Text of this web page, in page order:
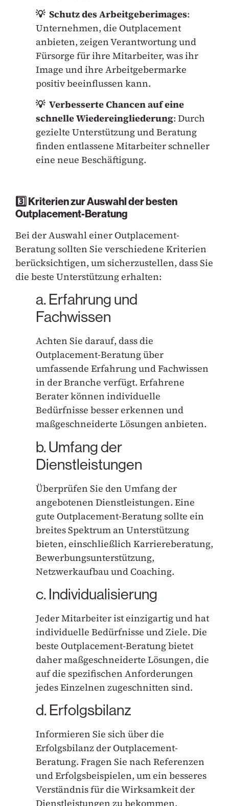
💡 Schutz des Arbeitgeberimages:
Unternehmen, die Outplacement
anbieten, zeigen Verantwortung und
Fürsorge für ihre Mitarbeiter, was ihr
Image und ihre Arbeitgebermarke
positiv beeinflussen kann.
💡 Verbesserte Chancen auf eine
schnelle Wiedereingliederung: Durch
gezielte Unterstützung und Beratung
finden entlassene Mitarbeiter schneller
eine neue Beschäftigung.
3️⃣ Kriterien zur Auswahl der besten
Outplacement-Beratung
Bei der Auswahl einer Outplacement-
Beratung sollten Sie verschiedene Kriterien
berücksichtigen, um sicherzustellen, dass Sie
die beste Unterstützung erhalten:
a. Erfahrung und
Fachwissen
Achten Sie darauf, dass die
Outplacement-Beratung über
umfassende Erfahrung und Fachwissen
in der Branche verfügt. Erfahrene
Berater können individuelle
Bedürfnisse besser erkennen und
maßgeschneiderte Lösungen anbieten.
b. Umfang der
Dienstleistungen
Überprüfen Sie den Umfang der
angebotenen Dienstleistungen. Eine
gute Outplacement-Beratung sollte ein
breites Spektrum an Unterstützung
bieten, einschließlich Karriereberatung,
Bewerbungsunterstützung,
Netzwerkaufbau und Coaching.
c. Individualisierung
Jeder Mitarbeiter ist einzigartig und hat
individuelle Bedürfnisse und Ziele. Die
beste Outplacement-Beratung bietet
daher maßgeschneiderte Lösungen, die
auf die spezifischen Anforderungen
jedes Einzelnen zugeschnitten sind.
d. Erfolgsbilanz
Informieren Sie sich über die
Erfolgsbilanz der Outplacement-
Beratung. Fragen Sie nach Referenzen
und Erfolgsbeispielen, um ein besseres
Verständnis für die Wirksamkeit der
Dienstleistungen zu bekommen.